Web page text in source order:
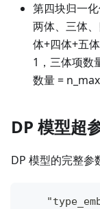
第四块归一
两体、三体
体+四体+五
1，三体项数
数量 =
DP 模型超
DP 模型的完整参